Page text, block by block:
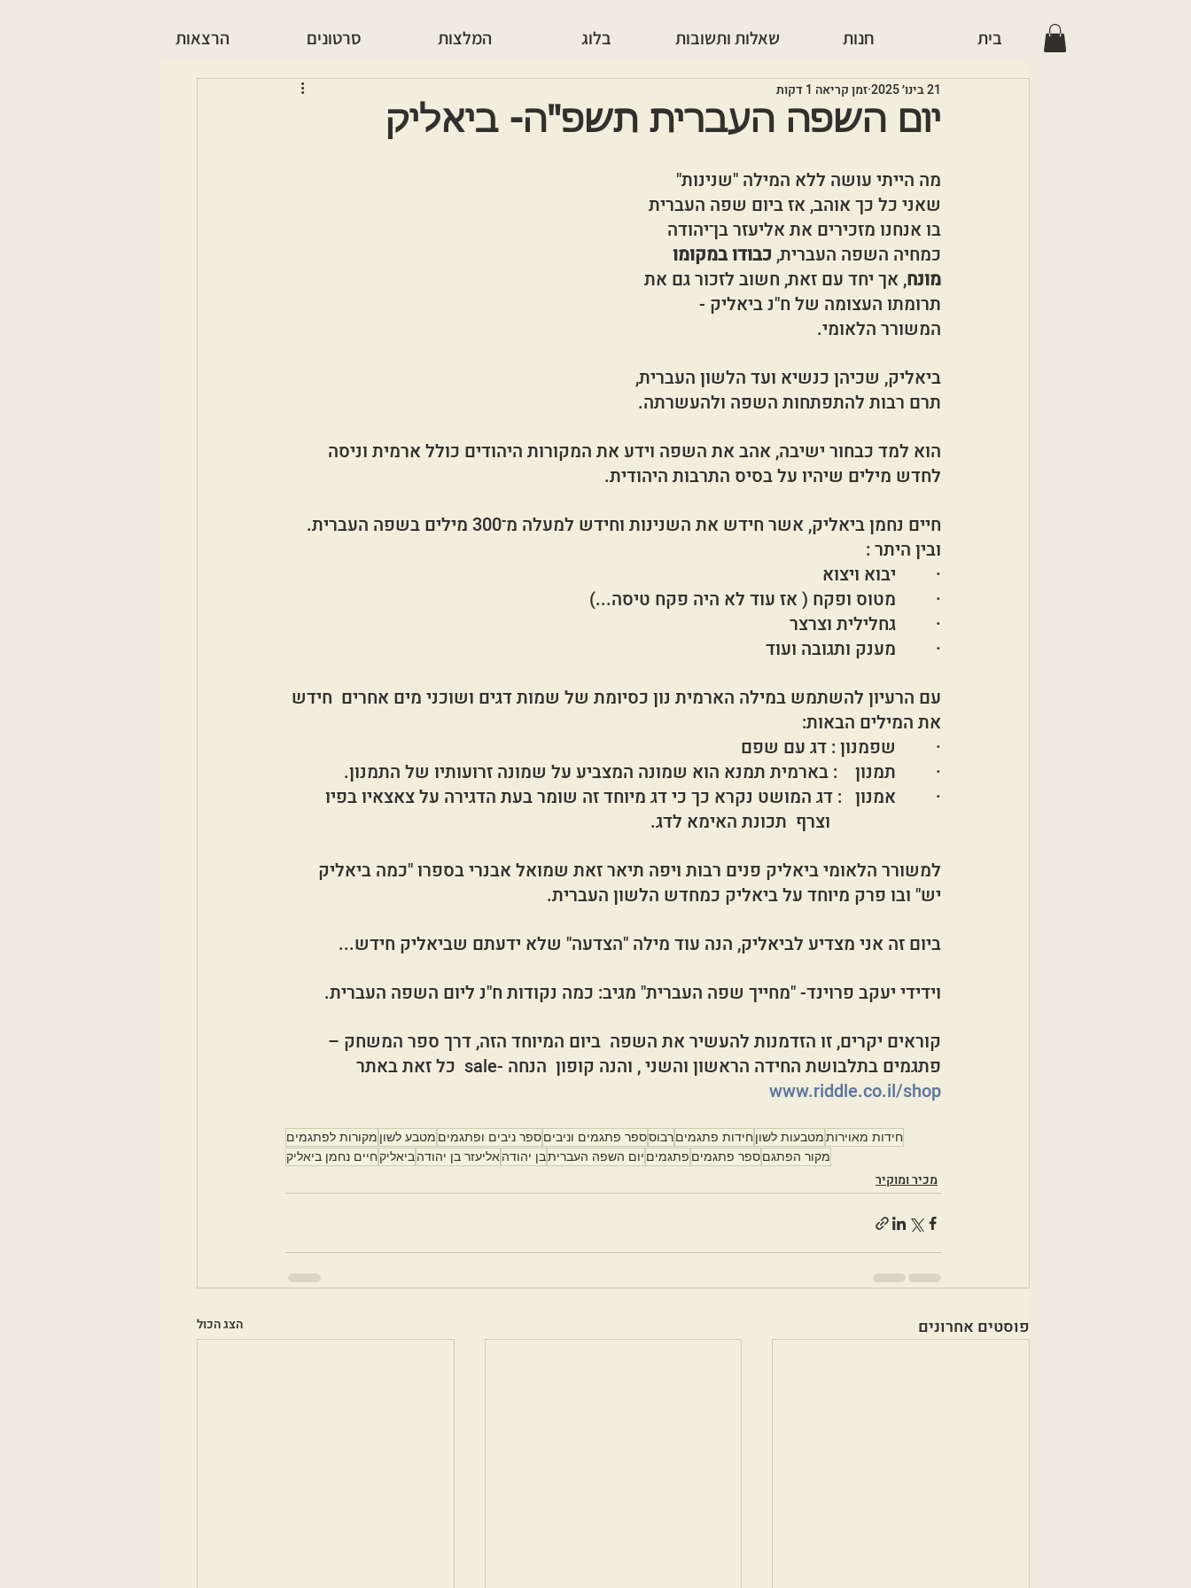
בית חנות שאלות ותשובות בלוג המלצות סרטונים הרצאות
יום השפה העברית תשפ"ה- ביאליק
21 בינו׳ 2025 זמן קריאה 1 דקות
מה הייתי עושה ללא המילה "שנינות"
שאני כל כך אוהב, אז ביום שפה העברית
בו אנחנו מזכירים את אליעזר בן־יהודה
כמחיה השפה העברית, כבודו במקומו
מונח, אך יחד עם זאת, חשוב לזכור גם את
תרומתו העצומה של ח"נ ביאליק -
המשורר הלאומי.
ביאליק, שכיהן כנשיא ועד הלשון העברית,
תרם רבות להתפתחות השפה ולהעשרתה.
הוא למד כבחור ישיבה, אהב את השפה וידע את המקורות היהודים כולל ארמית וניסה
לחדש מילים שיהיו על בסיס התרבות היהודית.
חיים נחמן ביאליק, אשר חידש את השנינות וחידש למעלה מ־300 מילים בשפה העברית.
ובין היתר :
·         יבוא ויצוא
·         מטוס ופקח ( אז עוד לא היה פקח טיסה...)
·         גחלילית וצרצר
·         מענק ותגובה ועוד
עם הרעיון להשתמש במילה הארמית נון כסיומת של שמות דגים ושוכני מים אחרים  חידש
את המילים הבאות:
·         שפמנון : דג עם שפם
·         תמנון    : בארמית תמנא הוא שמונה המצביע על שמונה זרועותיו של התמנון.
·         אמנון   : דג המושט נקרא כך כי דג מיוחד זה שומר בעת הדגירה על צאצאיו בפיו
למשורר הלאומי ביאליק פנים רבות ויפה תיאר זאת שמואל אבנרי בספרו "כמה ביאליק
יש" ובו פרק מיוחד על ביאליק כמחדש הלשון העברית.
ביום זה אני מצדיע לביאליק, הנה עוד מילה "הצדעה" שלא ידעתם שביאליק חידש...
וידידי יעקב פרוינד- "מחייך שפה העברית" מגיב: כמה נקודות ח"נ ליום השפה העברית.
קוראים יקרים, זו הזדמנות להעשיר את השפה  ביום המיוחד הזה, דרך ספר המשחק –
פתגמים בתלבושת החידה הראשון והשני , והנה קופון  הנחה -sale  כל זאת באתר
www.riddle.co.il/shop
חידות מאוירותמטבעות לשון חידות פתגמיםרבוסספר פתגמים וניביםספר ניבים ופתגמים מטבע לשון מקורות לפתגמים
מקור הפתגםספר פתגמים פתגמים יום השפה העבריתבן יהודהאליעזר בן יהודהביאליקחיים נחמן ביאליק
מכיר ומוקיר
פוסטים אחרונים הצג הכול